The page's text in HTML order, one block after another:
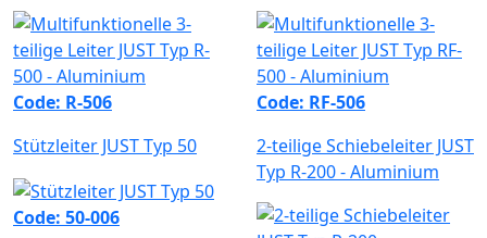
Code: R-506
Code: RF-506
Stützleiter JUST Typ 50
Code: 50-006
2-teilige Schiebeleiter JUST
Typ R-200 - Aluminium